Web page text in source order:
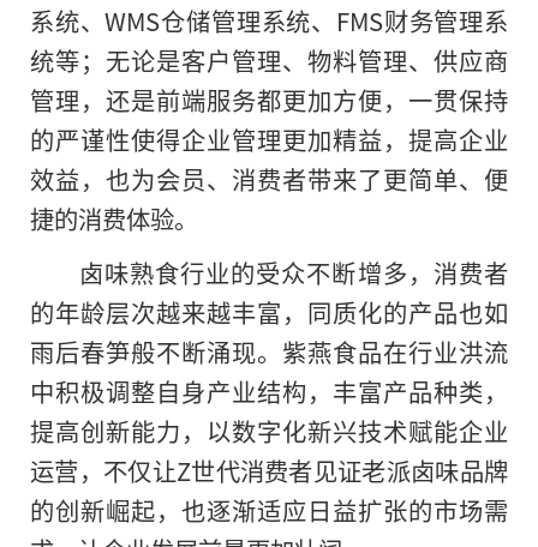
系统、WMS仓储管理系统、FMS财务管理系
统等；无论是客户管理、物料管理、供应商
管理，还是前端服务都更加方便，一贯保持
的严谨性使得企业管理更加精益，提高企业
效益，也为会员、消费者带来了更简单、便
捷的消费体验。
卤味熟食行业的受众不断增多，消费者
的年龄层次越来越丰富，同质化的产品也如
雨后春笋般不断涌现。紫燕食品在行业洪流
中积极调整自身产业结构，丰富产品种类，
提高创新能力，以数字化新兴技术赋能企业
运营，不仅让Z世代消费者见证老派卤味品牌
的创新崛起，也逐渐适应日益扩张的市场需